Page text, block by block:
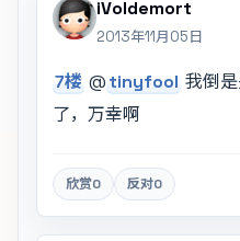
iVoldemort
2013年11月05日
7楼 @tinyfool 我倒
了，万幸啊
欣赏0 反对0